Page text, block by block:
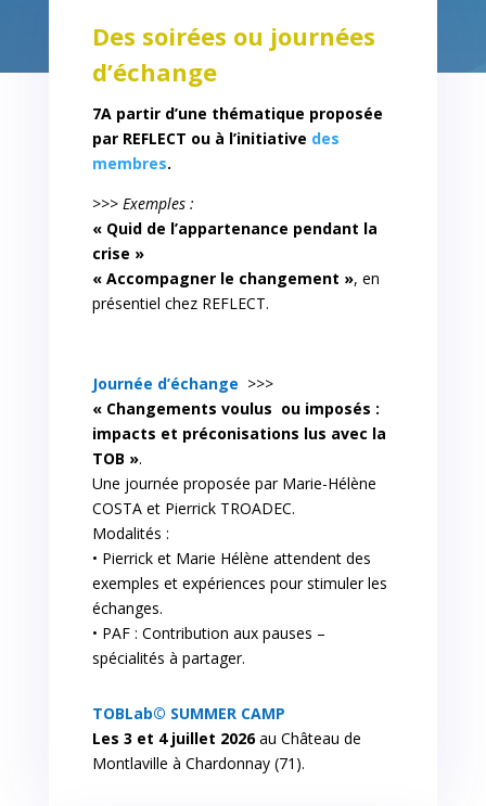
Des soirées ou journées
d’échange
7A partir d’une thématique proposée
par REFLECT ou à l’initiative des
membres.
>>> Exemples :
« Quid de l’appartenance pendant la
crise »
« Accompagner le changement », en
présentiel chez REFLECT.
Journée d’échange >>>
« Changements voulus ou imposés :
impacts et préconisations lus avec la
TOB ».
Une journée proposée par Marie-Hélène
COSTA et Pierrick TROADEC.
Modalités :
• Pierrick et Marie Hélène attendent des
exemples et expériences pour stimuler les
échanges.
• PAF : Contribution aux pauses –
spécialités à partager.
TOBLab© SUMMER CAMP
Les 3 et 4 juillet 2026au Château de
Montlaville à Chardonnay (71).